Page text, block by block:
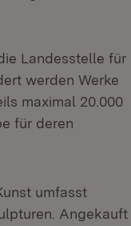
Landesstelle für
werden Werke
maximal 20.000
für deren
umfasst
Angekauft